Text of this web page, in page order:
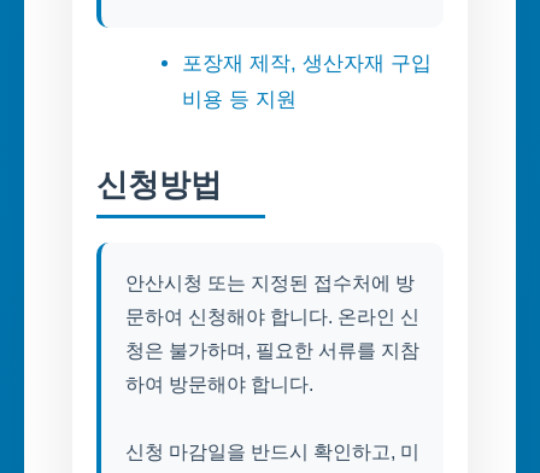
포장재 제작, 생산자재 구입
비용 등 지원
신청방법
안산시청 또는 지정된 접수처에 방
문하여 신청해야 합니다. 온라인 신
청은 불가하며, 필요한 서류를 지참
하여 방문해야 합니다.
신청 마감일을 반드시 확인하고, 미